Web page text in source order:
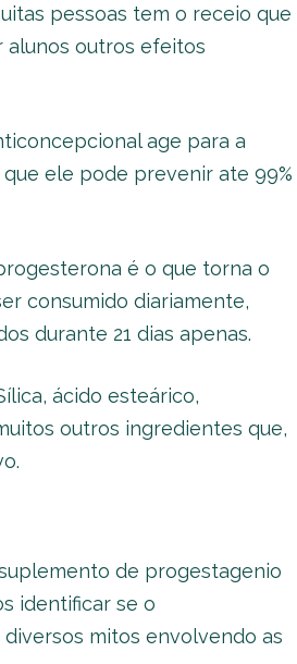
pessoas tem o receio que
alunos outros efeitos
age para a
ele pode prevenir ate 99%
é o que torna o
consumido diariamente,
durante 21 dias apenas.
ácido esteárico,
outros ingredientes que,
de progestagenio
identificar se o
mitos envolvendo as